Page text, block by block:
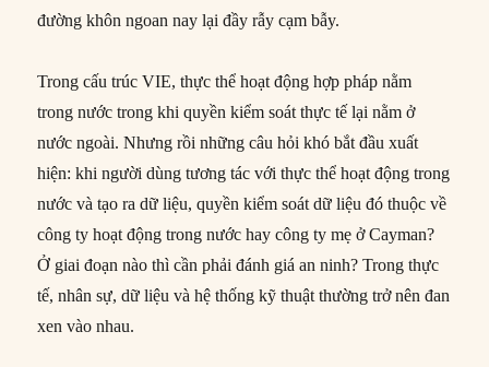
đường khôn ngoan nay lại đầy rẫy cạm bẫy.
Trong cấu trúc VIE, thực thể hoạt động hợp pháp nằm
trong nước trong khi quyền kiểm soát thực tế lại nằm ở
nước ngoài. Nhưng rồi những câu hỏi khó bắt đầu xuất
hiện: khi người dùng tương tác với thực thể hoạt động trong
nước và tạo ra dữ liệu, quyền kiểm soát dữ liệu đó thuộc về
công ty hoạt động trong nước hay công ty mẹ ở Cayman?
Ở giai đoạn nào thì cần phải đánh giá an ninh? Trong thực
tế, nhân sự, dữ liệu và hệ thống kỹ thuật thường trở nên đan
xen vào nhau.